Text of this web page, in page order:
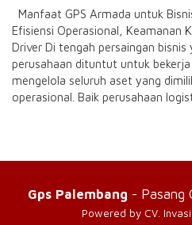
Manfaat GPS Armada untuk
Efisiensi Operasional, Keamanan
Driver Di tengah persaingan
perusahaan dituntut untuk
mengelola seluruh aset yang
operasional. Baik perusahaan
Gps Palembang - Pasang
Powered by CV.